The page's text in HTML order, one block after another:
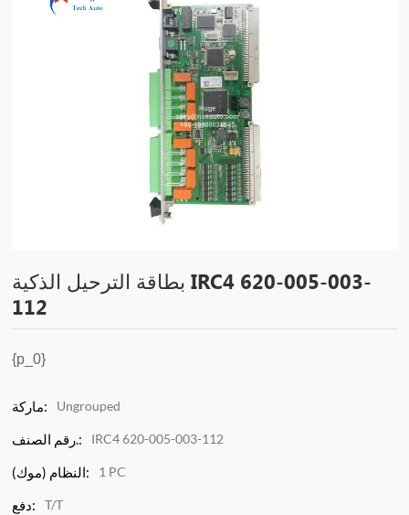
بطاقة الترحيل الذكية IRC4 620-005-003-
112
{p_0}
ماركة: Ungrouped
رقم الصنف.: IRC4 620-005-003-112
النظام (موك): 1 PC
دفع: T/T